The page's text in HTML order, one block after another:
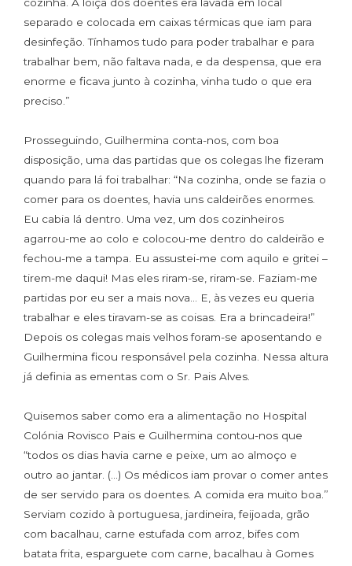
separado e colocada em caixas térmicas que iam para
desinfeção. Tínhamos tudo para poder trabalhar e para
trabalhar bem, não faltava nada, e da despensa, que era
enorme e ficava junto à cozinha, vinha tudo o que era
preciso.”
Prosseguindo, Guilhermina conta-nos, com boa
disposição, uma das partidas que os colegas lhe fizeram
quando para lá foi trabalhar: “Na cozinha, onde se fazia o
comer para os doentes, havia uns caldeirões enormes.
Eu cabia lá dentro. Uma vez, um dos cozinheiros
agarrou-me ao colo e colocou-me dentro do caldeirão e
fechou-me a tampa. Eu assustei-me com aquilo e gritei –
tirem-me daqui! Mas eles riram-se, riram-se. Faziam-me
partidas por eu ser a mais nova… E, às vezes eu queria
trabalhar e eles tiravam-se as coisas. Era a brincadeira!”
Depois os colegas mais velhos foram-se aposentando e
Guilhermina ficou responsável pela cozinha. Nessa altura
já definia as ementas com o Sr. Pais Alves.
Quisemos saber como era a alimentação no Hospital
Colónia Rovisco Pais e Guilhermina contou-nos que
“todos os dias havia carne e peixe, um ao almoço e
outro ao jantar. (…) Os médicos iam provar o comer antes
de ser servido para os doentes. A comida era muito boa.”
Serviam cozido à portuguesa, jardineira, feijoada, grão
com bacalhau, carne estufada com arroz, bifes com
batata frita, esparguete com carne, bacalhau à Gomes